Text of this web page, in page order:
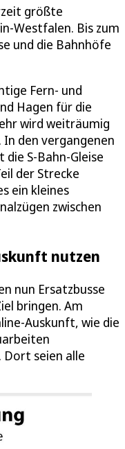
größte
Westfalen. Bis zum
und die Bahnhöfe
Fern- und
Hagen für die
wird weiträumig
den vergangenen
S-Bahn-Gleise
der Strecke
ein kleines
zwischen
nutzen
nun Ersatzbusse
bringen. Am
Auskunft, wie die
seien alle